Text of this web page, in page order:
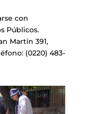
con
Públicos.
Martín 391,
(0220) 483-